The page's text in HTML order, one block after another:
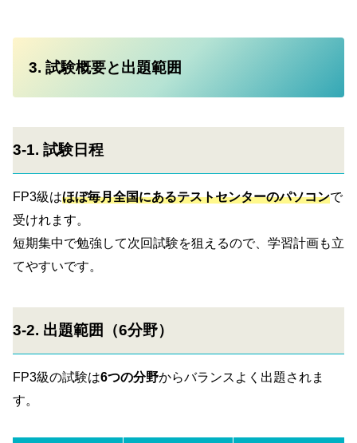
3. 試験概要と出題範囲
3-1. 試験日程
FP3級はほぼ毎月全国にあるテストセンターのパソコンで
受けれます。
短期集中で勉強して次回試験を狙えるので、学習計画も立
てやすいです。
3-2. 出題範囲（6分野）
FP3級の試験は6つの分野からバランスよく出題されま
す。